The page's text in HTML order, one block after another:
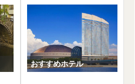
東北発
北陸発
中国・四国発
おすすめホテル